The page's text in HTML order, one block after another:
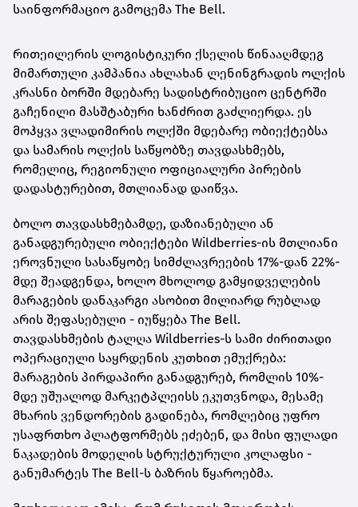
საინფორმაციო გამოცემა The Bell.
რითეილერის ლოგისტიკური ქსელის წინააღმდეგ
მიმართული კამპანია ახლახან ლენინგრადის ოლქის
კრასნი ბორში მდებარე სადისტრიბუციო ცენტრში
გაჩენილი მასშტაბური ხანძრით გაძლიერდა. ეს
მოჰყვა ვლადიმირის ოლქში მდებარე ობიექტებსა
და სამარის ოლქის საწყობზე თავდასხმებს,
რომელიც, რეგიონული ოფიციალური პირების
დადასტურებით, მთლიანად დაიწვა.
ბოლო თავდასხმებამდე, დაზიანებული ან
განადგურებული ობიექტები Wildberries-ის მთლიანი
ეროვნული სასაწყობე სიმძლავრეების 17%-დან 22%-
მდე შეადგენდა, ხოლო მხოლოდ გამყიდველების
მარაგების დანაკარგი ასობით მილიარდ რუბლად
არის შეფასებული - იუწყება The Bell.
თავდასხმების ტალღა Wildberries-ს სამი ძირითადი
ოპერაციული საყრდენის კუთხით ემუქრება:
მარაგების პირდაპირი განადგურებ, რომლის 10%-
მდე უშუალოდ მარკეტპლეისს ეკუთვნოდა, მესამე
მხარის ვენდორების გადინება, რომლებიც უფრო
უსაფრთხო პლატფორმებს ეძებენ, და მისი ფულადი
ნაკადების მოდელის სტრუქტურული კოლაფსი -
განუმარტეს The Bell-ს ბაზრის წყაროებმა.